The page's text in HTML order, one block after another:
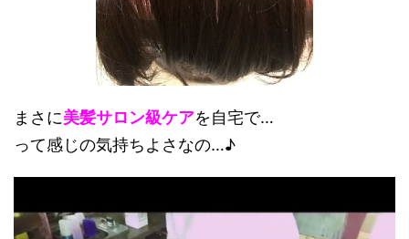
まさに美髪サロン級ケアを自宅で…
って感じの気持ちよさなの…♪